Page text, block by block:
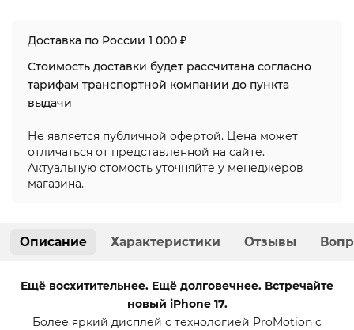
Доставка по России 1 000 ₽
Стоимость доставки будет рассчитана согласно
тарифам транспортной компании до пункта
выдачи
Не является публичной офертой. Цена может
отличаться от представленной на сайте.
Актуальную стомость уточняйте у менеджеров
магазина.
Описание Характеристики Отзывы
Ещё восхитительнее. Ещё долговечнее. Встречайте
новый iPhone 17.
Более яркий дисплей с технологией ProMotion с